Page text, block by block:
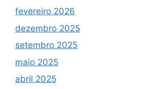
fevereiro 2026
dezembro 2025
setembro 2025
maio 2025
abril 2025